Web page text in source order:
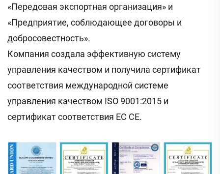
«Передовая экспортная организация» и
«Предприятие, соблюдающее договоры и
добросовестность».
Компания создала эффективную систему
управления качеством и получила сертификат
соответствия международной системе
управления качеством ISO 9001:2015 и
сертификат соответствия ЕС CE.